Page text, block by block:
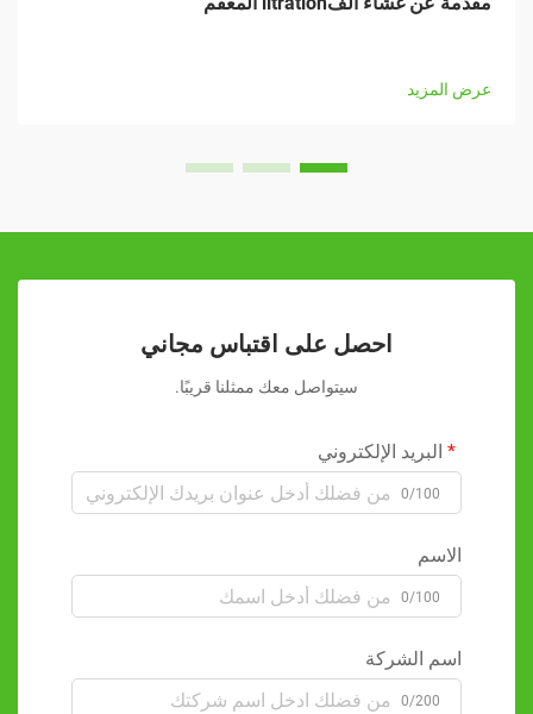
عرض المزيد
احصل على اقتباس مجاني
سيتواصل معك ممثلنا قريبًا.
البريد الإلكتروني
0/100
الاسم
0/100
اسم الشركة
0/200